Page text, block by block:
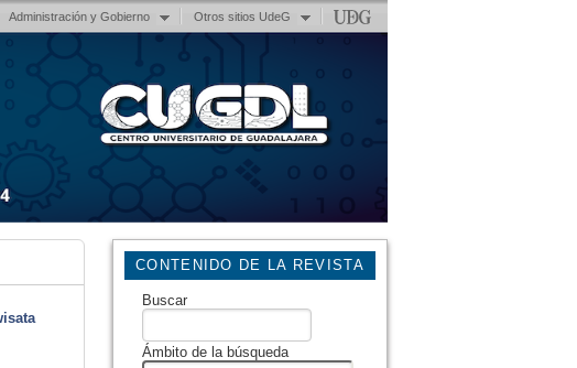
Administración y Gobierno Otros sitios UdeG
CONTENIDO DE LA REVISTA
Buscar
Ámbito de la búsqueda